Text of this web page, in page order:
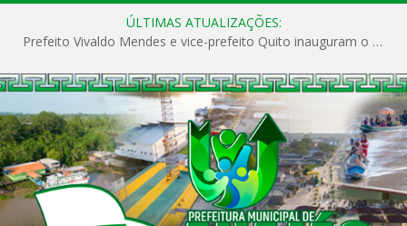
ÚLTIMAS ATUALIZAÇÕES:
Prefeito Vivaldo Mendes e vice-prefeito Quito inauguram o CAPS e fortalecem a saúde pública em Anajás.